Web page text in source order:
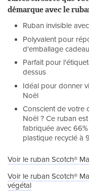
démarque avec le
Ruban invisible
Polyvalent pour
d'emballage
Parfait pour
dessus
Idéal pour donner
Noël
Conscient de votre
Noël ? Ce ruban
fabriquée avec
plastique recyclé à
Voir le ruban Scotch®
Voir le ruban Scotch®
végétal